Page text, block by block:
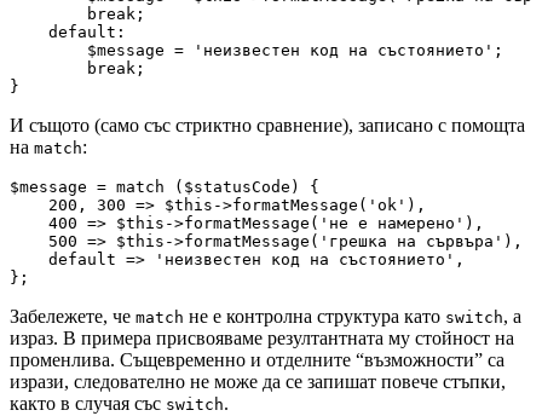
        break;
    default:
        $message = 'неизвестен код на състоянието';
        break;
И същото (само със стриктно сравнение), записано с помощта
на match:
$message = match ($statusCode) {
    200, 300 => $this->formatMessage('ok'),
    400 => $this->formatMessage('не е намерено'),
    500 => $this->formatMessage('грешка на сървъра'),
    default => 'неизвестен код на състоянието',
Забележете, че match не е контролна структура като switch, а
израз. В примера присвояваме резултантната му стойност на
променлива. Същевременно и отделните “възможности” са
изрази, следователно не може да се запишат повече стъпки,
както в случая със switch.